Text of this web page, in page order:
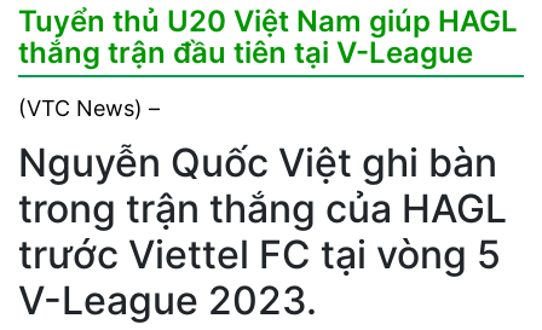
Tuyển thủ U20 Việt Nam giúp HAGL
thắng trận đầu tiên tại V-League
(VTC News) –
Nguyễn Quốc Việt ghi bàn
trong trận thắng của HAGL
trước Viettel FC tại vòng 5
V-League 2023.